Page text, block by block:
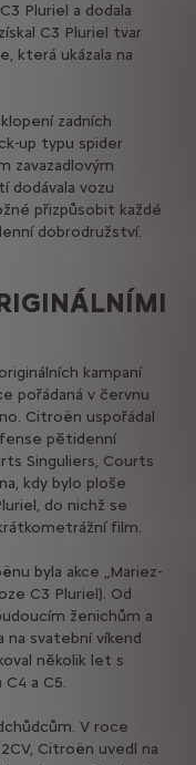
Pluriel a dodala
C3 Pluriel tvar
která ukázala na
zadních
up typu spider
zavazadlovým
dodávala vozu
přizpůsobit každé
dobrodružství.
kampaní
pořádaná v červnu
Citroën uspořádal
pětidenní
Singuliers, Courts
kdy bylo ploše
do nichž se
film.
byla akce „Mariez-
C3 Pluriel). Od
ženichům a
svatební víkend
několik let s
a C5.
V roce
Citroën uvedl na